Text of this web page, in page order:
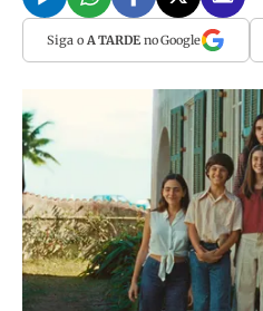
Siga o A TARDEno Google